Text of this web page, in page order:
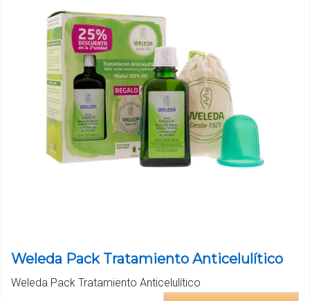
Weleda Pack Tratamiento Anticelulítico
Weleda Pack Tratamiento Anticelulítico